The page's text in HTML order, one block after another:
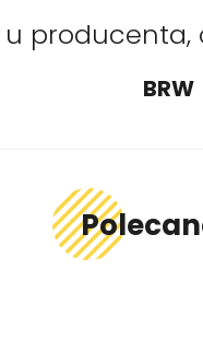
producenta,
BRW